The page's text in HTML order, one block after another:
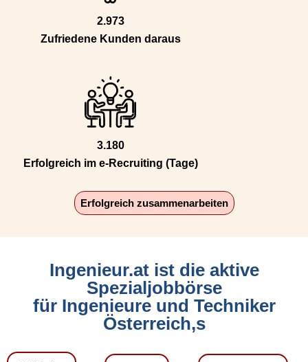
2.973
Zufriedene Kunden daraus
3.180
Erfolgreich im e-Recruiting (Tage)
Erfolgreich zusammenarbeiten
Ingenieur.at ist die aktive
Spezialjobbörse
für Ingenieure und Techniker
Österreich,s